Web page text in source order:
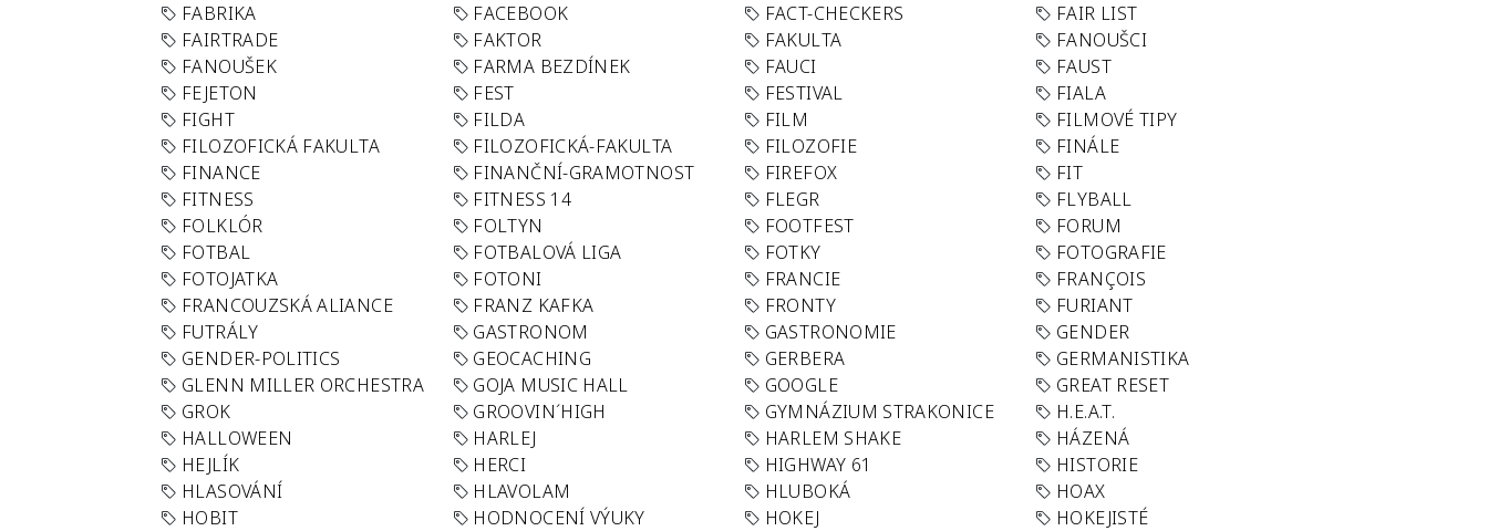
FABRIKA
FACEBOOK FACT-CHECKERS
FAIR LIST
FAIRTRADE
FAKTOR FAKULTA
FANOUŠCI
FANOUŠEK
FARMA BEZDÍNEK FAUCI
FAUST
FEJETON
FEST FESTIVAL
FIALA
FIGHT
FILDA FILM
FILMOVÉ TIPY
FILOZOFICKÁ FAKULTA
FILOZOFICKÁ-FAKULTA FILOZOFIE
FINÁLE
FINANCE
FINANČNÍ-GRAMOTNOST FIREFOX
FIT
FITNESS
FITNESS 14 FLEGR
FLYBALL
FOLKLÓR
FOLTYN FOOTFEST
FORUM
FOTBAL
FOTBALOVÁ LIGA FOTKY
FOTOGRAFIE
FOTOJATKA
FOTONI FRANCIE
FRANÇOIS
FRANCOUZSKÁ ALIANCE
FRANZ KAFKA FRONTY
FURIANT
FUTRÁLY
GASTRONOM GASTRONOMIE
GENDER
GENDER-POLITICS
GEOCACHING GERBERA
GERMANISTIKA
GLENN MILLER ORCHESTRA
GOJA MUSIC HALL GOOGLE
GREAT RESET
GROK
GROOVIN´HIGH GYMNÁZIUM STRAKONICE
H.E.A.T.
HALLOWEEN
HARLEJ HARLEM SHAKE
HÁZENÁ
HEJLÍK
HERCI HIGHWAY 61
HISTORIE
HLASOVÁNÍ
HLAVOLAM HLUBOKÁ
HOAX
HOBIT
HODNOCENÍ VÝUKY HOKEJ
HOKEJISTÉ